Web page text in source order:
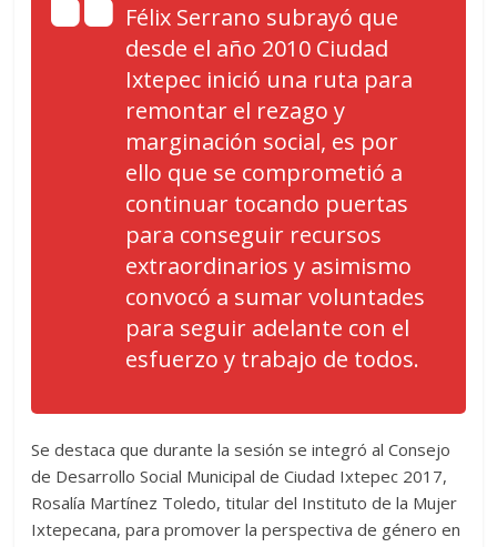
Félix Serrano subrayó que
desde el año 2010 Ciudad
Ixtepec inició una ruta para
remontar el rezago y
marginación social, es por
ello que se comprometió a
continuar tocando puertas
para conseguir recursos
extraordinarios y asimismo
convocó a sumar voluntades
para seguir adelante con el
esfuerzo y trabajo de todos.
Se destaca que durante la sesión se integró al Consejo
de Desarrollo Social Municipal de Ciudad Ixtepec 2017,
Rosalía Martínez Toledo, titular del Instituto de la Mujer
Ixtepecana, para promover la perspectiva de género en